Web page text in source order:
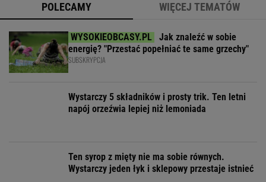
POLECAMY WIĘCEJ TEMATÓW
Jak znaleźć w sobie
energię? "Przestać popełniać te same grzechy"
SUBSKRYPCJA
Wystarczy 5 składników i prosty trik. Ten letni
napój orzeźwia lepiej niż lemoniada
Ten syrop z mięty nie ma sobie równych.
Wystarczy jeden łyk i sklepowy przestaje istnieć